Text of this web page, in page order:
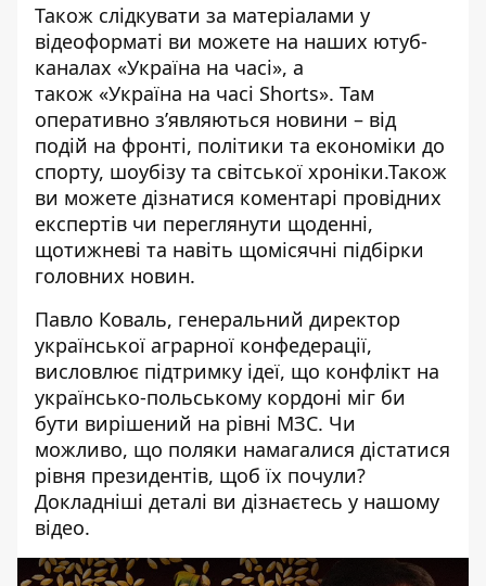
Також слідкувати за матеріалами у
відеоформаті ви можете на наших ютуб-
каналах «Україна на часі», а
також «Україна на часі Shorts». Там
оперативно зʼявляються новини – від
подій на фронті, політики та економіки до
спорту, шоубізу та світської хроніки.Також
ви можете дізнатися коментарі провідних
експертів чи переглянути щоденні,
щотижневі та навіть щомісячні підбірки
головних новин.
Павло Коваль, генеральний директор
української аграрної конфедерації,
висловлює підтримку ідеї, що конфлікт на
українсько-польському кордоні міг би
бути вирішений на рівні МЗС. Чи
можливо, що поляки намагалися дістатися
рівня президентів, щоб їх почули?
Докладніші деталі ви дізнаєтесь у нашому
відео.